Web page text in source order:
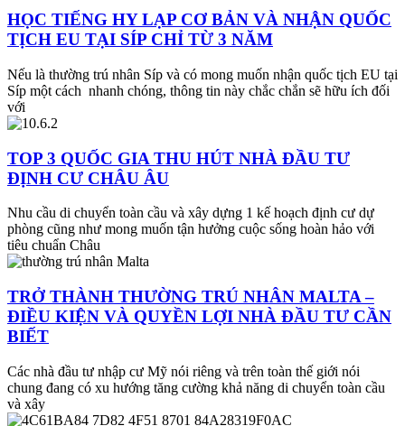
HỌC TIẾNG HY LẠP CƠ BẢN VÀ NHẬN QUỐC
TỊCH EU TẠI SÍP CHỈ TỪ 3 NĂM
Nếu là thường trú nhân Síp và có mong muốn nhận quốc tịch EU tại
Síp một cách nhanh chóng, thông tin này chắc chắn sẽ hữu ích đối
với
TOP 3 QUỐC GIA THU HÚT NHÀ ĐẦU TƯ
ĐỊNH CƯ CHÂU ÂU
Nhu cầu di chuyển toàn cầu và xây dựng 1 kế hoạch định cư dự
phòng cũng như mong muốn tận hưởng cuộc sống hoàn hảo với
tiêu chuẩn Châu
TRỞ THÀNH THƯỜNG TRÚ NHÂN MALTA –
ĐIỀU KIỆN VÀ QUYỀN LỢI NHÀ ĐẦU TƯ CẦN
BIẾT
Các nhà đầu tư nhập cư Mỹ nói riêng và trên toàn thế giới nói
chung đang có xu hướng tăng cường khả năng di chuyển toàn cầu
và xây